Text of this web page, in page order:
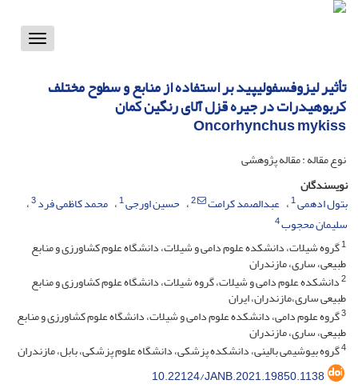
Toggle
تأثیر لیزوفسفولیپید بر استفاده از منابع و سطوح مختلف
کربوهیدرات در جیره قزل آلای رنگین کمان
Oncorhynchus mykiss
نوع مقاله : مقاله پژوهشی
نویسندگان
بتول ادهمی1 عبدالصمد کرامت 2 حسین اورجی1 محمد کاظمی فرد3
سلیمان محجوب4
1گروه شیلات، دانشکده علوم دامی و شیلات، دانشگاه علوم کشاورزی و منابع
طبیعی، ساری، مازندران
2دانشکده علوم دامی و شیلات، گروه شیلات، دانشگاه علوم کشاورزی و منابع
طبیعی ساری،مازندران، ایران
3گروه علوم دامی، دانشکده علوم دامی و شیلات، دانشگاه علوم کشاورزی و منابع
طبیعی، ساری، مازندران
4گروه بیوشیمی بالینی، دانشکده پزشکی، دانشگاه علوم پزشکی، بابل، مازندران
10.22124/JANB.2021.19850.1138